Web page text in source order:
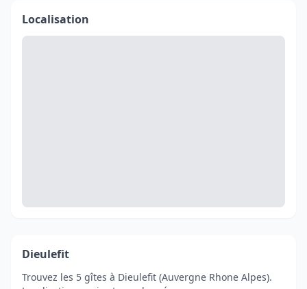
Localisation
Dieulefit
Trouvez les 5 gîtes à Dieulefit (Auvergne Rhone Alpes).